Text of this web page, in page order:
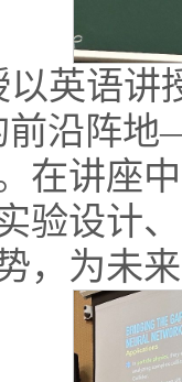
以英语
前沿阵
在讲座
验设计
，为未